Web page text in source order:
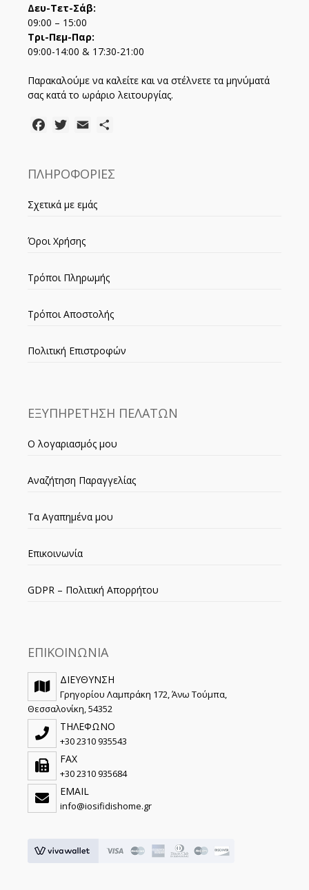
Δευ-Τετ-Σάβ:
09:00 – 15:00
Τρι-Πεμ-Παρ:
09:00-14:00 & 17:30-21:00
Παρακαλούμε να καλείτε και να στέλνετε τα μηνύματά
σας κατά το ωράριο λειτουργίας.
FacebookTwitter
Email
ΠΛΗΡΟΦΟΡΙΕΣ
Σχετικά με εμάς
Όροι Χρήσης
Τρόποι Πληρωμής
Τρόποι Αποστολής
Πολιτική Επιστροφών
ΕΞΥΠΗΡΕΤΗΣΗ ΠΕΛΑΤΩΝ
Ο λογαριασμός μου
Αναζήτηση Παραγγελίας
Τα Αγαπημένα μου
Επικοινωνία
GDPR – Πολιτική Απορρήτου
ΕΠΙΚΟΙΝΩΝΙΑ
ΔΙΕΥΘΥΝΣΗ
Γρηγορίου Λαμπράκη 172, Άνω Τούμπα,
Θεσσαλονίκη, 54352
ΤΗΛΕΦΩΝΟ
+30 2310 935543
FAX
+30 2310 935684
EMAIL
info@iosifidishome.gr